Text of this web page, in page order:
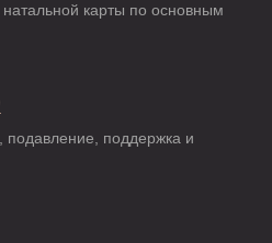
карты по основным
подавление, поддержка и